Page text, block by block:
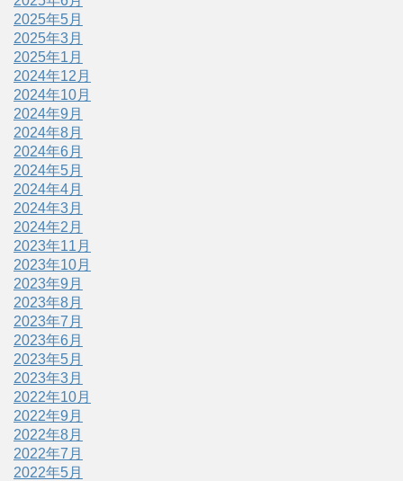
2025年5月
2025年3月
2025年1月
2024年12月
2024年10月
2024年9月
2024年8月
2024年6月
2024年5月
2024年4月
2024年3月
2024年2月
2023年11月
2023年10月
2023年9月
2023年8月
2023年7月
2023年6月
2023年5月
2023年3月
2022年10月
2022年9月
2022年8月
2022年7月
2022年5月